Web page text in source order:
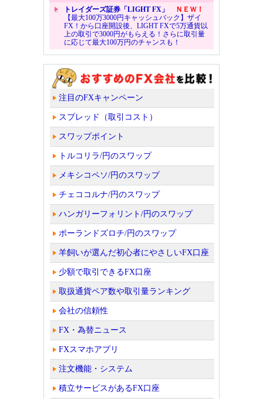
トレイダーズ証券「LIGHT FX」
ＮＥＷ！
【最大100万3000円キャッシュバック】ザイ
FX！から口座開設後、LIGHT FXで5万通貨以
上の取引で3000円がもらえる！さらに取引量
に応じて最大100万円のチャンスも！
注目のFXキャンペーン
スプレッド（取引コスト）
スワップポイント
トルコリラ/円のスワップ
メキシコペソ/円のスワップ
チェココルナ/円のスワップ
ハンガリーフォリント/円のスワップ
ポーランドズロチ/円のスワップ
羊飼いが選んだ初心者にやさしいFX口座
少額で取引できるFX口座
取扱通貨ペア数や取引量ランキング
会社の信頼性
FX・為替ニュース
FXスマホアプリ
注文機能・システム
積立サービスがあるFX口座